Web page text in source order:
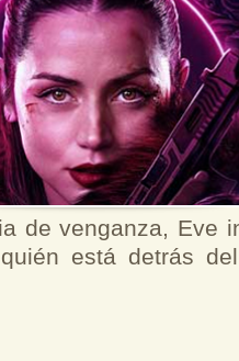
de venganza, Eve
está detrás